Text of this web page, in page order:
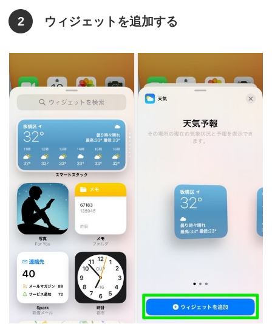
2 ウィジェットを追加する